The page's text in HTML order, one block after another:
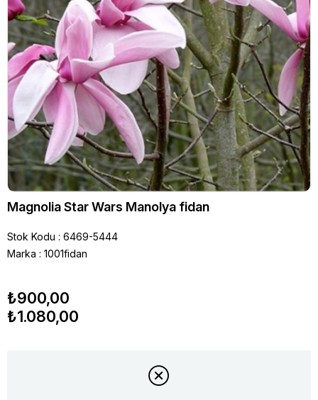
Magnolia Star Wars Manolya fidan
Stok Kodu
6469-5444
Marka : 1001fidan
₺900,00
₺1.080,00